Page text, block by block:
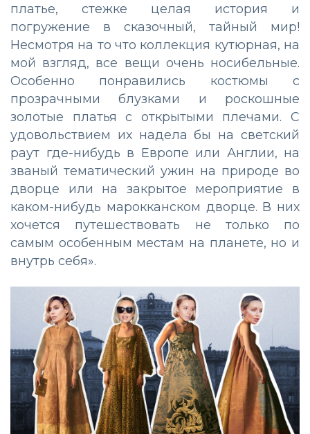
платье, стежке целая история и
погружение в сказочный, тайный мир!
Несмотря на то что коллекция кутюрная, на
мой взгляд, все вещи очень носибельные.
Особенно понравились костюмы с
прозрачными блузками и роскошные
золотые платья с открытыми плечами. С
удовольствием их надела бы на светский
раут где-нибудь в Европе или Англии, на
званый тематический ужин на природе во
дворце или на закрытое мероприятие в
каком-нибудь марокканском дворце. В них
хочется путешествовать не только по
самым особенным местам на планете, но и
внутрь себя».